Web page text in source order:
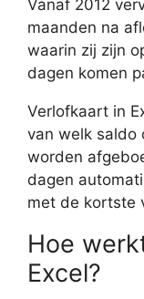
Vanaf 2012
maanden na
waarin zij zijn
dagen komen
Verlofkaart in
van welk saldo
worden
dagen
met de kortste
Hoe
Excel?